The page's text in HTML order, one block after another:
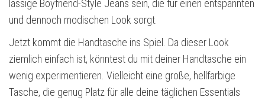
lässige Boyfriend-Style Jeans sein, die für einen entspannten
und dennoch modischen Look sorgt.
Jetzt kommt die Handtasche ins Spiel. Da dieser Look
ziemlich einfach ist, könntest du mit deiner Handtasche ein
wenig experimentieren. Vielleicht eine große, hellfarbige
Tasche, die genug Platz für alle deine täglichen Essentials